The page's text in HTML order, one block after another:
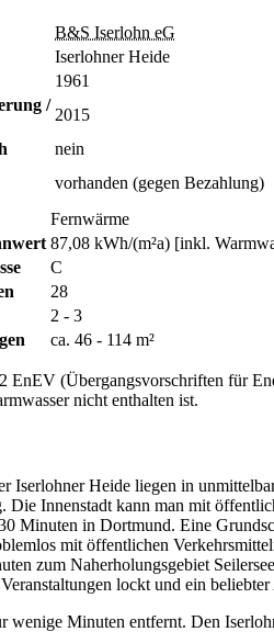
B&S Iserlohn eG
Iserlohner Heide
1961
/
2015
nein
vorhanden (gegen Bezahlung)
Fernwärme
87,08 kWh/(m²a) [inkl.
C
28
2 - 3
ca. 46 - 114 m²
EnEV (Übergangsvorschriften für
nicht enthalten ist.
Iserlohner Heide liegen in
Die Innenstadt kann man mit
Minuten in Dortmund. Eine
mit öffentlichen
zum Naherholungsgebiet
lockt und ein
wenige Minuten entfernt. Den